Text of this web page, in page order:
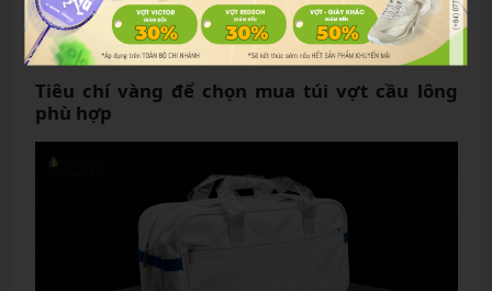
Gọn nhẹ, giảm負担 khi mang.
Thiết kế hiện đại, phù hợp mọi lứa tuổi.
Tiêu chí vàng để chọn mua túi vợt cầu lông
phù hợp